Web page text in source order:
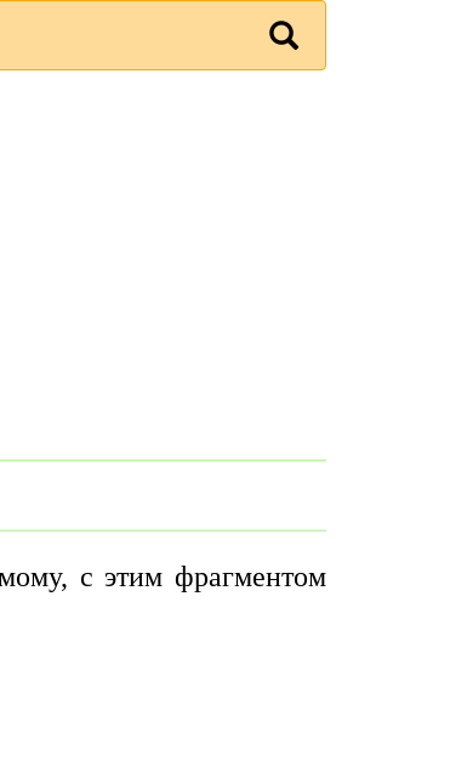
с этим фрагментом